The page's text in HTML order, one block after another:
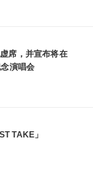
席，并宣布将在
演唱会
TAKE」